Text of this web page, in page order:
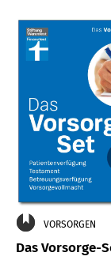
VORSORGEN
Das Vorsorge-